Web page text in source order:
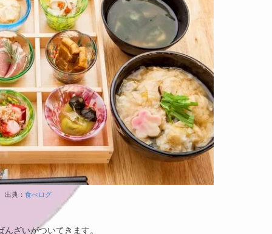
出典： 食べログ
ざいがついてきます。